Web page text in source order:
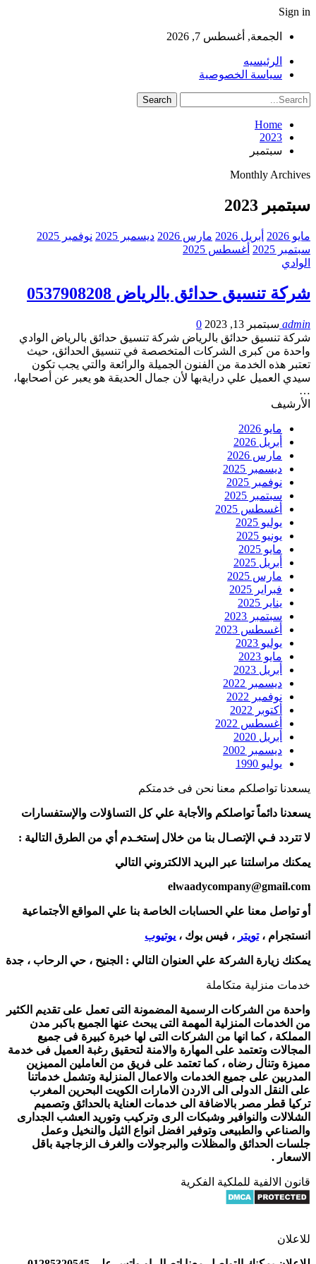
Sign in
الجمعة, أغسطس 7, 2026
الرئيسيه
سياسة الخصوصية
Home
2023
سبتمبر
Monthly Archives
سبتمبر 2023
مايو 2026 أبريل 2026 مارس 2026 ديسمبر 2025
نوفمبر 2025
سبتمبر 2025
أغسطس 2025
الوادي
شركة تنسيق حدائق بالرياض 0537908208
admin سبتمبر 13, 2023
0
شركة تنسيق حدائق بالرياض شركة تنسيق حدائق بالرياض الوادي
واحدة من كبرى الشركات المتخصصة في تنسيق الحدائق، حيث
تعتبر هذه الخدمة من الفنون الجميلة والرائعة والتي يجب تكون
سيدي العميل علي درايةبها لأن جمال الحديقة هو يعبر عن أصحابها،
…
الأرشيف
مايو 2026
أبريل 2026
مارس 2026
ديسمبر 2025
نوفمبر 2025
سبتمبر 2025
أغسطس 2025
يوليو 2025
يونيو 2025
مايو 2025
أبريل 2025
مارس 2025
فبراير 2025
يناير 2025
سبتمبر 2023
أغسطس 2023
يوليو 2023
مايو 2023
أبريل 2023
ديسمبر 2022
نوفمبر 2022
أكتوبر 2022
أغسطس 2022
أبريل 2020
ديسمبر 2002
يوليو 1990
يسعدنا تواصلكم معنا نحن فى خدمتكم
يسعدنا دائماً تواصلكم والأجابة علي كل التساؤلات والإستفسارات
لا تتردد فـي الإتصـال بنا من خلال إستخـدم أي من الطرق التالية :
يمكنك مراسلتنا عبر البريد الالكتروني التالي
elwaadycompany@gmail.com
أو تواصل معنا علي الحسابات الخاصة بنا علي المواقع الأجتماعية
انستجرام ،تويتر ، فيس بوك ، يوتيوب
يمكنك زيارة الشركة علي العنوان التالي : الجنيح ، حي الرحاب ، جدة
خدمات منزلية متكاملة
واحدة من الشركات الرسمية المضمونة التى تعمل على تقديم الكثير
من الخدمات المنزلية المهمة التى يبحث عنها الجميع باكبر مدن
المملكة ، كما انها من الشركات التى لها خبرة كبيرة فى جميع
المجالات وتعتمد على المهارة والامنة لتحقيق رغبة العميل فى خدمة
مميزة وتنال رضاه ، كما تعتمد على فريق من العاملين المميزين
المدربين على جميع الخدمات والاعمال المنزلية وتشمل خدماتنا
على النقل الدولى الى الاردن الامارات الكويت البحرين المغرب
تركيا قطر مصر بالاضافة الى خدمات العناية بالحدائق وتصميم
الشلالات والنوافير وشبكات الرى وتركيب وتوريد العشب الجدارى
والصناعي والطبيعى وتوفير افضل انواع الثيل والنخيل وعمل
جلسات الحدائق والمظلات والبرجولات والغرف الزجاجية باقل
الاسعار .
قانون الالفية للملكية الفكرية
للاعلان